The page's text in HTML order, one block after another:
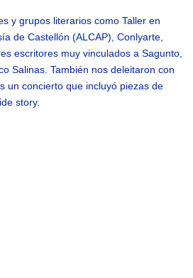
y grupos literarios como Taller en
de Castellón (ALCAP), Conlyarte,
escritores muy vinculados a Sagunto,
Salinas. También nos deleitaron con
un concierto que incluyó piezas de
story.